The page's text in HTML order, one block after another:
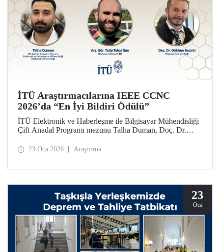
İTÜ Araştırmacılarına IEEE CCNC
2026’da “En İyi Bildiri Ödülü”
İTÜ Elektronik ve Haberleşme ile Bilgisayar Mühendisliği
Çift Anadal Programı mezunu Talha Duman, Doç. Dr.
kapsamında, Arş. Gör. Talip Tolga Sarı ile birlikte sunduğu
23 Oca 2026 Araştırma
23
Oca